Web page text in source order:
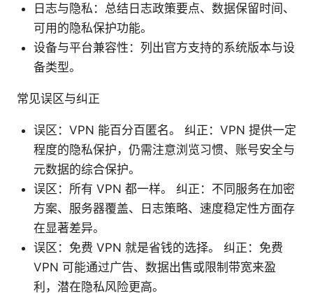
日志与隐私：总结日志政策要点、数据保留时间、
可用的隐私保护功能。
设备与平台兼容性：列出官方支持的系统版本与设
备类型。
常见误区与纠正
误区：VPN 能百分百匿名。 纠正：VPN 提供一定
程度的隐私保护，仍需注意浏览习惯、账号安全与
元数据的综合保护。
误区：所有 VPN 都一样。 纠正：不同服务在加密
方案、服务器覆盖、日志策略、速度稳定性方面存
在显著差异。
误区：免费 VPN 就是省钱的选择。 纠正：免费
VPN 可能通过广告、数据出售或限制带宽来盈
利，潜在隐私风险更高。